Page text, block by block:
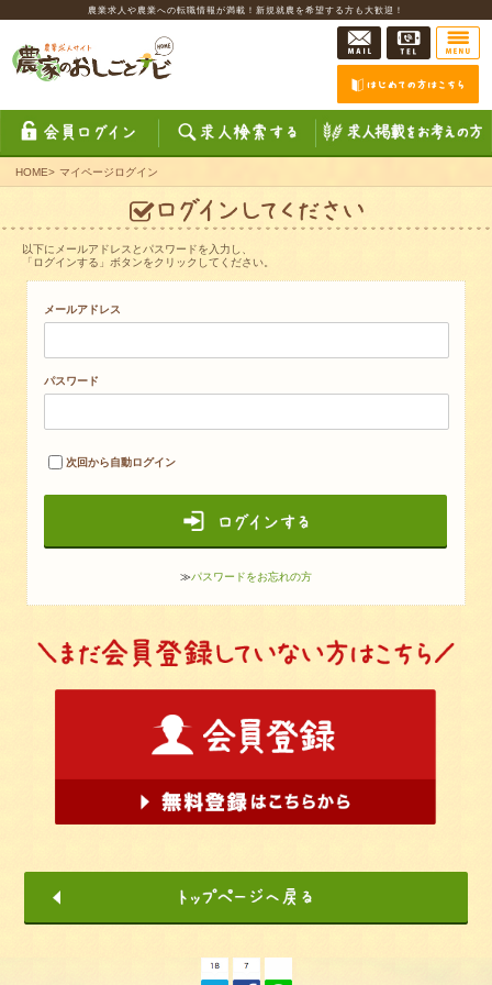
農業求人や農業への転職情報が満載！新規就農を希望する方も大歓迎！
HOME> マイページログイン
以下にメールアドレスとパスワードを入力し、
「ログインする」ボタンをクリックしてください。
メールアドレス
パスワード
次回から自動ログイン
≫パスワードをお忘れの方